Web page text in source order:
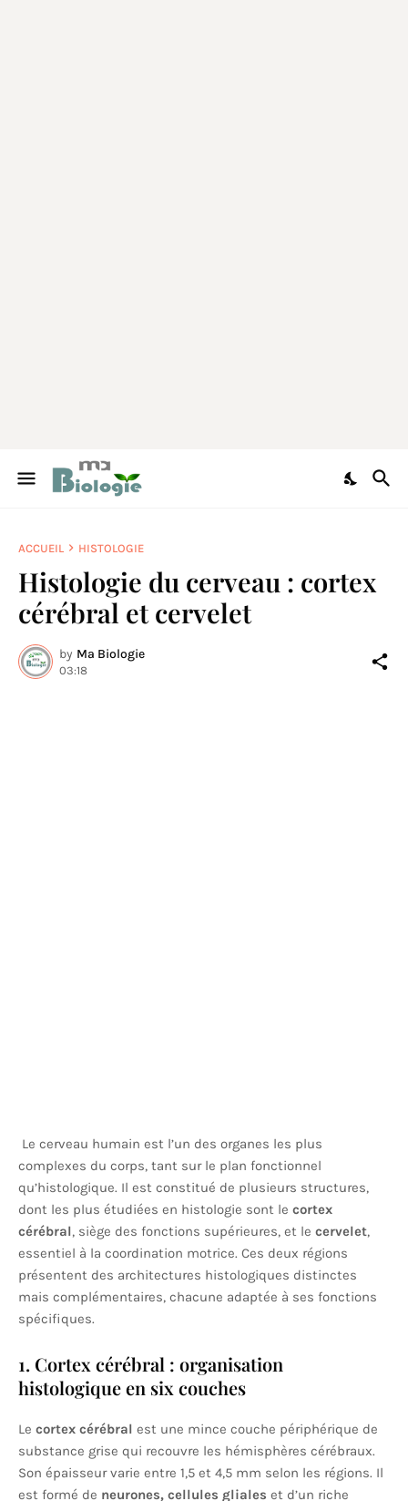
ACCUEIL HISTOLOGIE
Histologie du cerveau : cortex
cérébral et cervelet
by Ma Biologie
03:18
Le cerveau humain est l’un des organes les plus
complexes du corps, tant sur le plan fonctionnel
qu’histologique. Il est constitué de plusieurs structures,
dont les plus étudiées en histologie sont le cortex
cérébral, siège des fonctions supérieures, et le cervelet,
essentiel à la coordination motrice. Ces deux régions
présentent des architectures histologiques distinctes
mais complémentaires, chacune adaptée à ses fonctions
spécifiques.
1. Cortex cérébral : organisation
histologique en six couches
Le cortex cérébral est une mince couche périphérique de
substance grise qui recouvre les hémisphères cérébraux.
Son épaisseur varie entre 1,5 et 4,5 mm selon les régions. Il
est formé de neurones, cellules gliales et d’un riche